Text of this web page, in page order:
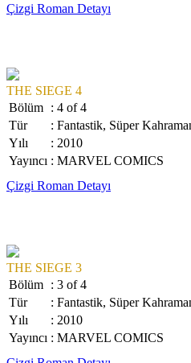
Çizgi Roman Detayı
THE SIEGE 4
Bölüm : 4 of 4
Tür
: Fantastik, Süper
Yılı
: 2010
Yayıncı : MARVEL COMICS
Çizgi Roman Detayı
THE SIEGE 3
Bölüm : 3 of 4
Tür
: Fantastik, Süper
Yılı
: 2010
Yayıncı : MARVEL COMICS